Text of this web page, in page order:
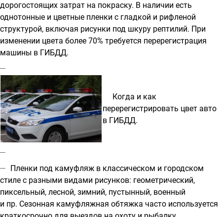
дорогостоящих затрат на покраску. В наличии есть
однотонные и цветные пленки с гладкой и рифленой
структурой, включая рисунки под шкуру рептилий. При
изменении цвета более 70% требуется перерегистрация
машины в ГИБДД.
Когда и как
перерегистрировать цвет авто
в ГИБДД.
Пленки под камуфляж в классическом и городском
стиле с разными видами рисунков: геометрический,
пиксельный, лесной, зимний, пустынный, военный
и пр. Сезонная камуфляжная обтяжка часто используется